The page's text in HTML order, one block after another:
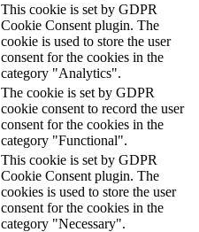
This cookie is set by GDPR
Cookie Consent plugin. The
cookie is used to store the user
consent for the cookies in the
category "Analytics".
The cookie is set by GDPR
cookie consent to record the user
consent for the cookies in the
category "Functional".
This cookie is set by GDPR
Cookie Consent plugin. The
cookies is used to store the user
consent for the cookies in the
category "Necessary".